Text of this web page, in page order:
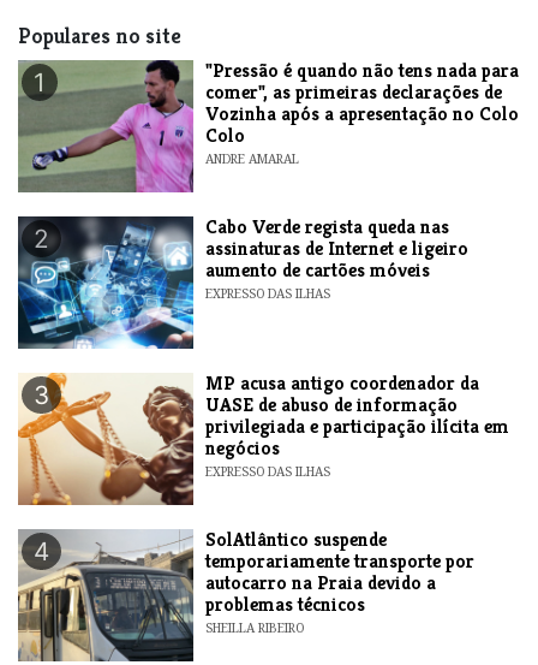
Populares no site
1
"Pressão é quando não tens nada para
comer", as primeiras declarações de
Vozinha após a apresentação no Colo
Colo
ANDRE AMARAL
2
Cabo Verde regista queda nas
assinaturas de Internet e ligeiro
aumento de cartões móveis
EXPRESSO DAS ILHAS
3
MP acusa antigo coordenador da
UASE de abuso de informação
privilegiada e participação ilícita em
negócios
EXPRESSO DAS ILHAS
4
SolAtlântico suspende
temporariamente transporte por
autocarro na Praia devido a
problemas técnicos
SHEILLA RIBEIRO